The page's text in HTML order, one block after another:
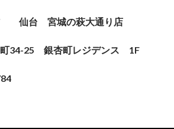
仙台 宮城の萩大通り店
町34-25 銀杏町レジデンス 1F